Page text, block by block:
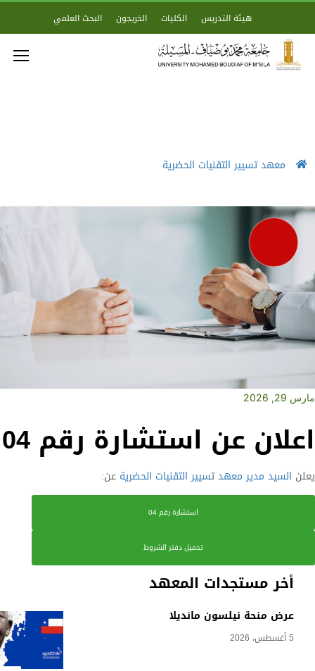
هيئة التدريس الكليات الخريجون البحث العلمي
معهد تسيير التقنيات الحضرية
أخر مستجدات المعهد
عرض منحة نيلسون مانديلا
5 أغسطس، 2026
مارس 29, 2026
اعلان عن استشارة رقم 04
يعلن السيد مدير معهدتسيير التقنيات الحضرية عن:
استشارة رقم 04
تحميل دفتر الشروط